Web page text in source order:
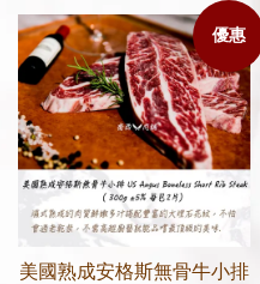
優惠
美國熟成安格斯無骨牛小排